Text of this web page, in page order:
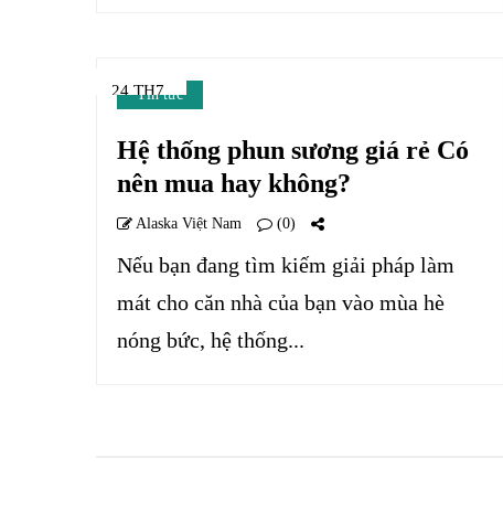
24 TH7
Tin tức
Hệ thống phun sương giá rẻ Có
nên mua hay không?
Alaska Việt Nam (0)
Nếu bạn đang tìm kiếm giải pháp làm
mát cho căn nhà của bạn vào mùa hè
nóng bức, hệ thống...